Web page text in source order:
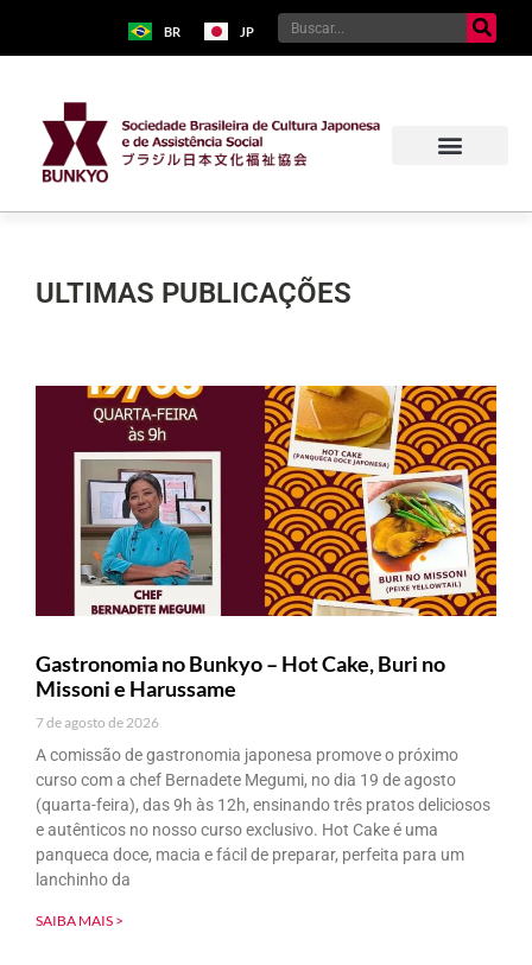
BR JP
ULTIMAS PUBLICAÇÕES
Gastronomia no Bunkyo – Hot Cake, Buri no
Missoni e Harussame
7 de agosto de 2026
A comissão de gastronomia japonesa promove o próximo
curso com a chef Bernadete Megumi, no dia 19 de agosto
(quarta-feira), das 9h às 12h, ensinando três pratos deliciosos
e autênticos no nosso curso exclusivo. Hot Cake é uma
panqueca doce, macia e fácil de preparar, perfeita para um
lanchinho da
SAIBA MAIS >